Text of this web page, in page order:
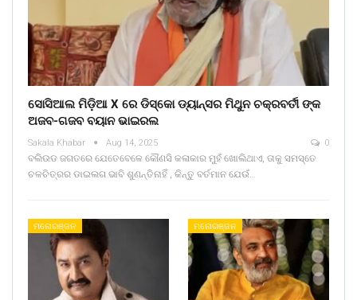
ସୋସିଆଲ ମିଡ଼ିଆ X ରେ ଡିସ୍କୋ ଡ୍ୟାନ୍ସର ମିଥୁନ ଚକ୍ରବର୍ତୀ ଙ୍କ
ଅଜବ-ଗଜବ ବୟାନ ଭାଇରଲ
Sakala Khabar Aug 14, 2025 0
ବଲିଉଡ ଜଗତରେ ଯେତେବେଳେ କୌଣସି କଳାକାର ମୁହଁ ଖୋଲିଥାଏ, ତାକୁ ସମସ୍ତେ
ଚଳଚିତ୍ରର ଡାଇଲଗ ଭାବି ଶୁଣନ୍ତିନାହିଁ , କିନ୍ତୁ ବର୍ତମାନ ଯେଉଁ…
ମନୋରଞ୍ଜନ ମନୋରଞ୍ଜନ